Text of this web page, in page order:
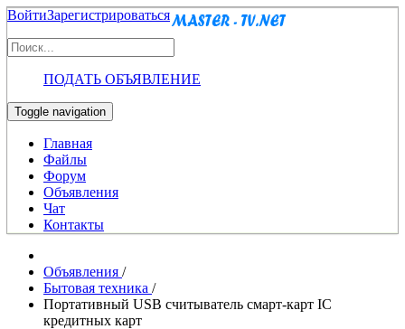
ВойтиЗарегистрироваться
ПОДАТЬ ОБЪЯВЛЕНИЕ
Toggle navigation
Главная
Файлы
Форум
Объявления
Чат
Контакты
Объявления /
Бытовая техника /
Портативный USB считыватель смарт-карт IC
кредитных карт